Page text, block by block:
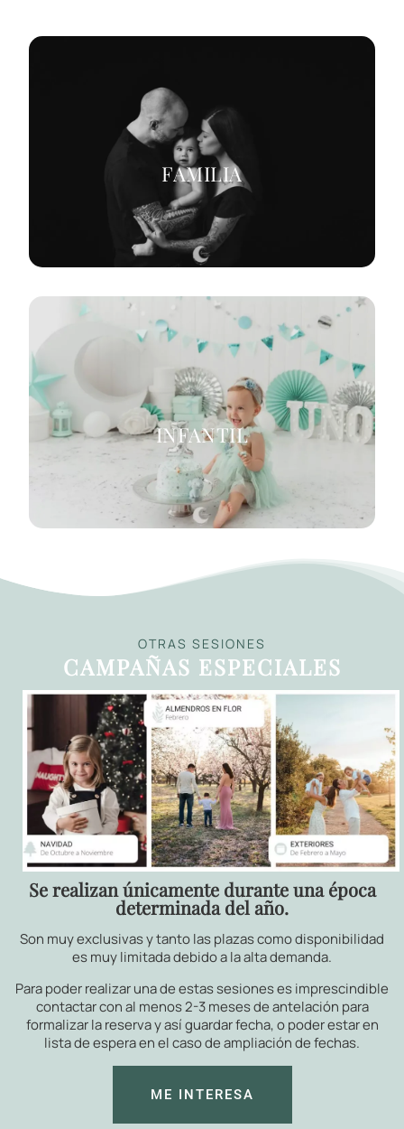
FAMILIA
INFANTIL
OTRAS SESIONES
CAMPAÑAS ESPECIALES
Se realizan únicamente durante una época
determinada del año.
Son muy exclusivas y tanto las plazas como disponibilidad
es muy limitada debido a la alta demanda.
Para poder realizar una de estas sesiones es imprescindible
contactar con al menos 2-3 meses de antelación para
formalizar la reserva y así guardar fecha, o poder estar en
lista de espera en el caso de ampliación de fechas.
ME INTERESA